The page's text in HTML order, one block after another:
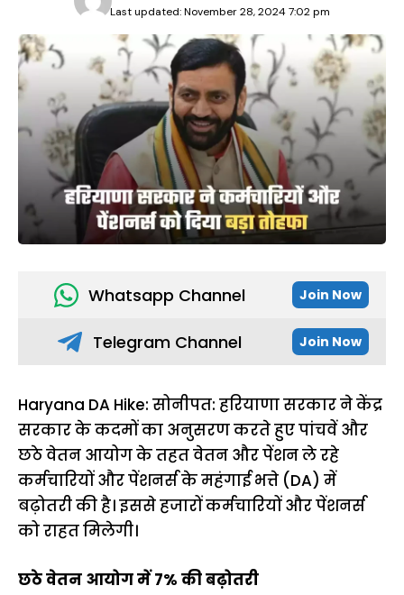
Last updated: November 28, 2024 7:02 pm
Whatsapp Channel Join Now
Telegram Channel Join Now
Haryana DA Hike: सोनीपत: हरियाणा सरकार ने केंद्र
सरकार के कदमों का अनुसरण करते हुए पांचवें और
छठे वेतन आयोग के तहत वेतन और पेंशन ले रहे
कर्मचारियों और पेंशनर्स के महंगाई भत्ते (DA) में
बढ़ोतरी की है। इससे हजारों कर्मचारियों और पेंशनर्स
को राहत मिलेगी।
छठे वेतन आयोग में 7% की बढ़ोतरी